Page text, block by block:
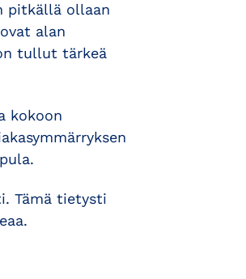
pitkällä ollaan
alan
tullut tärkeä
kokoon
Tämä tietysti